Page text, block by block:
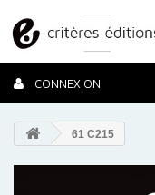
CONNEXION
61 C215